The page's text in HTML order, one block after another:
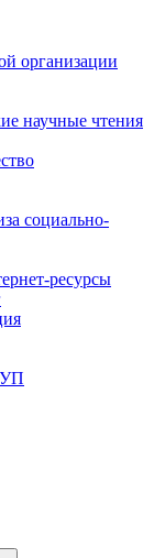
организации
научные чтения
социально-
ресурсы